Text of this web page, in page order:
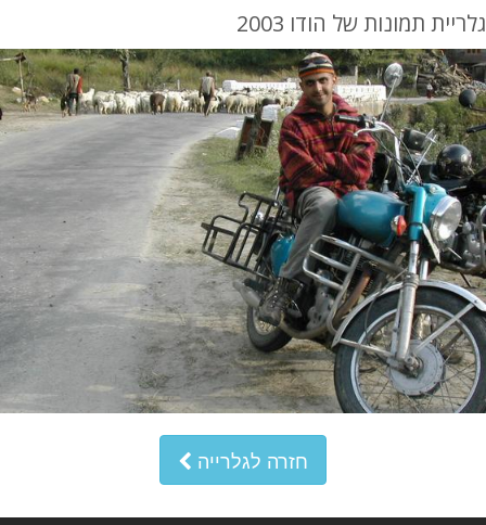
גלריית תמונות של הודו 2003
חזרה לגלרייה